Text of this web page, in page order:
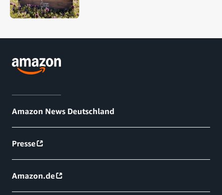
Amazon News Deutschland
Presse
Amazon.de